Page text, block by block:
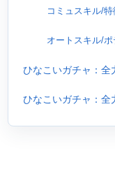
コミュスキル/特
オートスキル/
ひなこいガチャ：全
ひなこいガチャ：全